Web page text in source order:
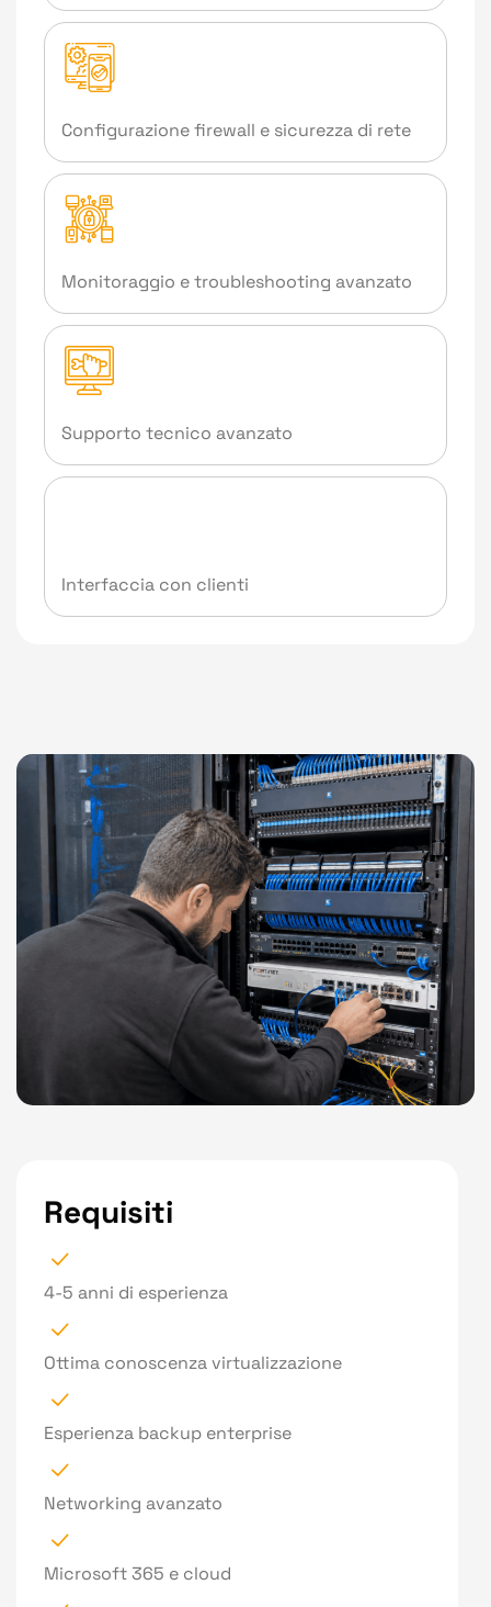
Configurazione firewall e sicurezza di rete
Monitoraggio e troubleshooting avanzato
Supporto tecnico avanzato
Interfaccia con clienti
Requisiti
4-5 anni di esperienza
Ottima conoscenza virtualizzazione
Esperienza backup enterprise
Networking avanzato
Microsoft 365 e cloud